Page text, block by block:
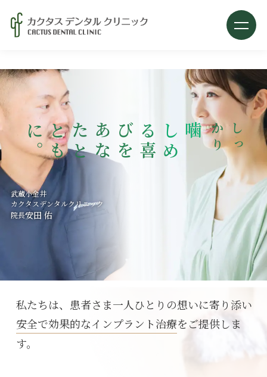
当院のインプラント治療について
経歴・資格
インプラント実績紹介
選ばれる理由
インプラントで変わる人生
料金・システムについて
安心の治療オプション
インプラント保証システム
インプラント料金・ローン
し
っ
か
り
噛
み
し
め
る
喜
び
を
あ
な
た
と
と
も
に
。
武蔵小金井
カクタスデンタルクリニック
院長安田 佑
私たちは、患者さま一人ひとりの想いに寄り添い
安全で効果的なインプラント治療をご提供しま
す。